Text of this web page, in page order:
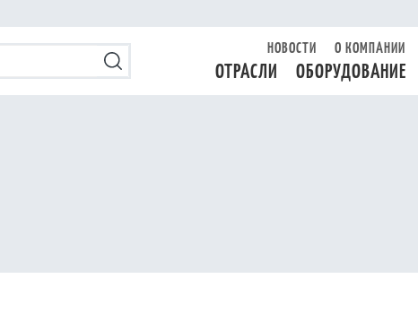
НОВОСТИ О КОМПАНИИ
ОТРАСЛИ ОБОРУДОВАНИЕ